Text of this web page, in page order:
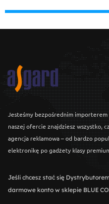
Jesteśmy bezpośrednim
naszej ofercie znajdziesz wszystko,
agencja reklamowa – od bardzo
elektronikę po gadżety klasy
Jeśli chcesz stać się
darmowe konto w sklepie BLUE